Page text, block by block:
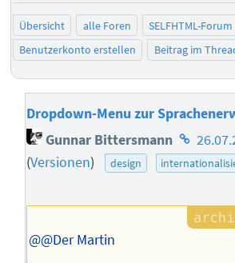
Übersicht alle Foren
SELFHTML-Forum
Benutzerkonto erstellen
Beitrag im
Dropdown-Menu zur
Gunnar Bittersmann
des
(Versionen) design
@@Der Martin